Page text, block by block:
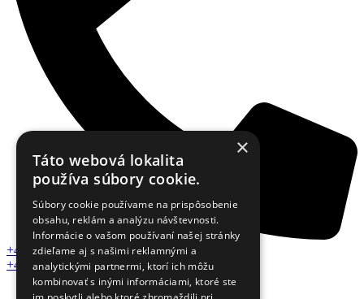
+421 918 412 186
+421 918 750 005
×
Táto webová lokalita
používa súbory cookie.
Súbory cookie používame na prispôsobenie
obsahu, reklám a analýzu návštevnosti.
Informácie o vašom používaní našej stránky
zdieľame aj s našimi reklamnými a
analytickými partnermi, ktorí ich môžu
kombinovať s inými informáciami, ktoré ste